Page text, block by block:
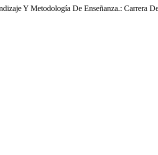
Y Metodología De Enseñanza.: Carrera